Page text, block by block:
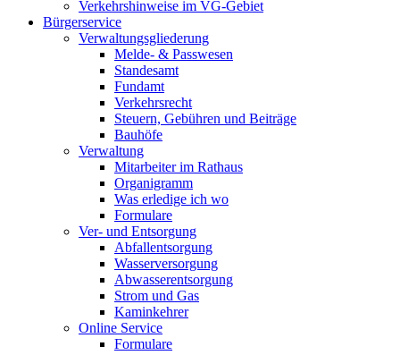
Verkehrshinweise im VG-Gebiet
Bürgerservice
Verwaltungsgliederung
Melde- & Passwesen
Standesamt
Fundamt
Verkehrsrecht
Steuern, Gebühren und Beiträge
Bauhöfe
Verwaltung
Mitarbeiter im Rathaus
Organigramm
Was erledige ich wo
Formulare
Ver- und Entsorgung
Abfallentsorgung
Wasserversorgung
Abwasserentsorgung
Strom und Gas
Kaminkehrer
Online Service
Formulare